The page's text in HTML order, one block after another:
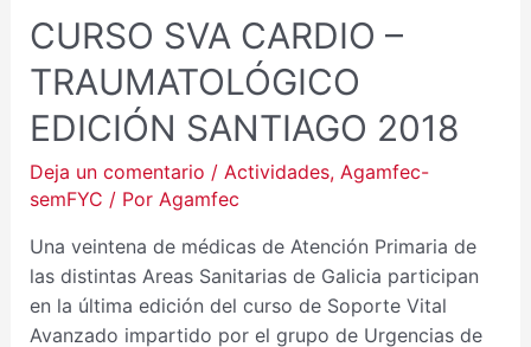
CURSO SVA CARDIO –
TRAUMATOLÓGICO
EDICIÓN SANTIAGO 2018
Deja un comentario / Actividades, Agamfec-
semFYC / Por Agamfec
Una veintena de médicas de Atención Primaria de
las distintas Areas Sanitarias de Galicia participan
en la última edición del curso de Soporte Vital
Avanzado impartido por el grupo de Urgencias de